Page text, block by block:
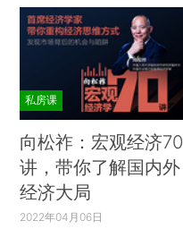
私房课
向松祚：宏观经济70
讲，带你了解国内外
经济大局
2022年04月06日